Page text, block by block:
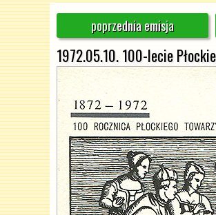
poprzednia emisja
1972.05.10. 100-lecie